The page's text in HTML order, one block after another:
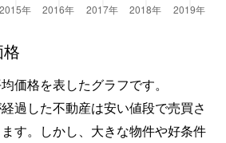
価格を表したグラフです。
過した不動産は安い値段で売買さ
す。しかし、大きな物件や好条件